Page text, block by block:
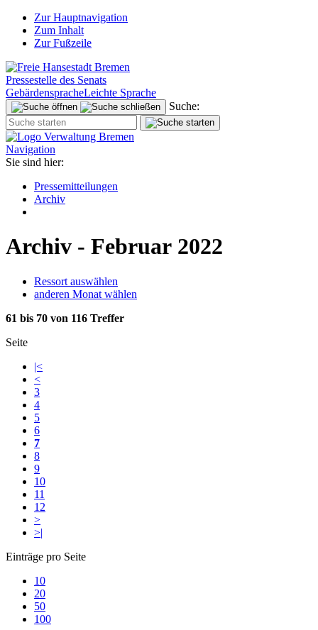
Zur Hauptnavigation
Zum Inhalt
Zur Fußzeile
Pressestelle des Senats
GebärdenspracheLeichte Sprache
Suche:
Navigation
Sie sind hier:
Pressemitteilungen
Archiv
Archiv - Februar 2022
Ressort auswählen
anderen Monat wählen
61 bis 70 von 116 Treffer
Seite
|<
<
3
4
5
6
7
8
9
10
11
12
>
>|
Einträge pro Seite
10
20
50
100